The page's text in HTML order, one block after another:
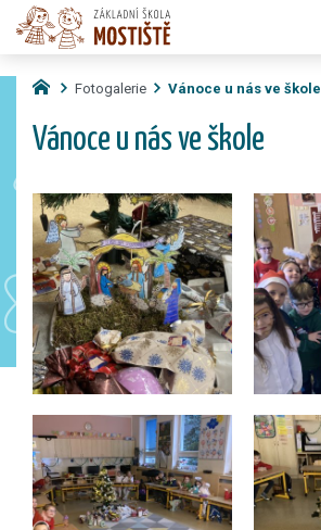
Fotogalerie Vánoce u nás ve škole
Vánoce u nás ve škole